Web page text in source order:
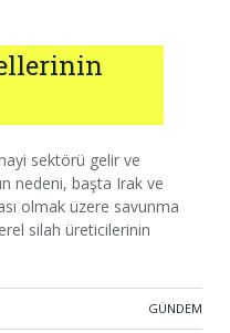
sektörü gelir ve
nedeni, başta Irak ve
olmak üzere savunma
silah üreticilerinin
GÜNDEM